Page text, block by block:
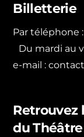
Billetterie
Par téléphone :
Du mardi au
e-mail :
Retrouvez
du